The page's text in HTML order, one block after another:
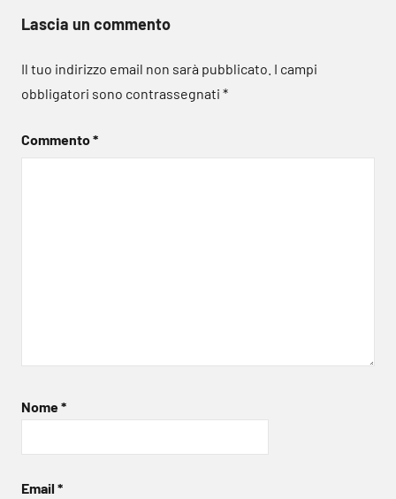
Lascia un commento
Il tuo indirizzo email non sarà pubblicato. I campi
obbligatori sono contrassegnati *
Commento*
Nome*
Email *